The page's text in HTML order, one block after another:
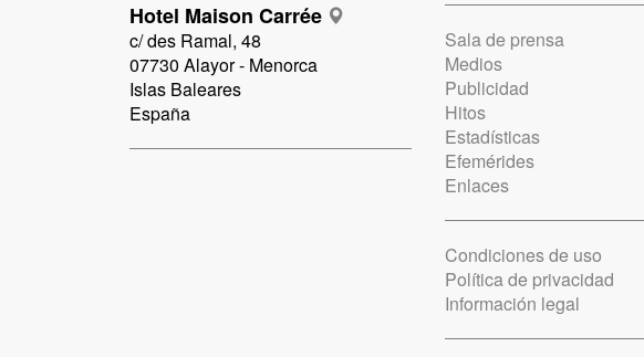
Hotel Maison Carrée
c/ des Ramal, 48
07730 Alayor - Menorca
Islas Baleares
España
Sala de prensa
Medios
Publicidad
Hitos
Estadísticas
Efemérides
Enlaces
Condiciones de uso
Política de privacidad
Información legal